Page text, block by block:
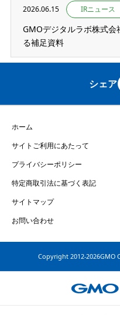
2026.06.15 IRニュース
GMOデジタルラボ株式
る補足資料
シェア
ホーム
サイトご利用にあたって
プライバシーポリシー
特定商取引法に基づく表記
サイトマップ
お問い合わせ
Copyright 2012-2026GMO